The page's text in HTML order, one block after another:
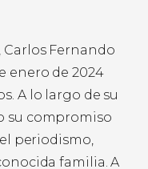
Carlos Fernando
enero de 2024
A lo largo de su
su compromiso
periodismo,
familia. A